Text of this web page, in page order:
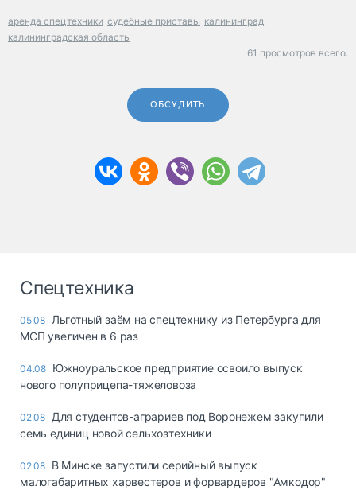
аренда спецтехники судебные приставы калининград
калининградская область
61 просмотров всего.
ОБСУДИТЬ
Спецтехника
05.08 Льготный заём на спецтехнику из Петербурга для
МСП увеличен в 6 раз
04.08 Южноуральское предприятие освоило выпуск
нового полуприцепа-тяжеловоза
02.08 Для студентов-аграриев под Воронежем закупили
семь единиц новой сельхозтехники
02.08 В Минске запустили серийный выпуск
малогабаритных харвестеров и форвардеров "Амкодор"